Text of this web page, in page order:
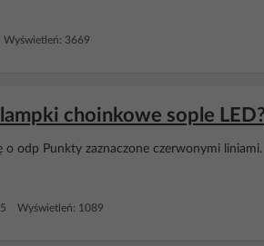
3669
choinkowe sople LED?
o odp Punkty zaznaczone czerwonymi liniami.
Wyświetleń: 1089